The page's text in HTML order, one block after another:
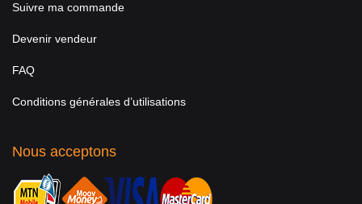
Suivre ma commande
Devenir vendeur
FAQ
Conditions générales d’utilisations
Nous acceptons